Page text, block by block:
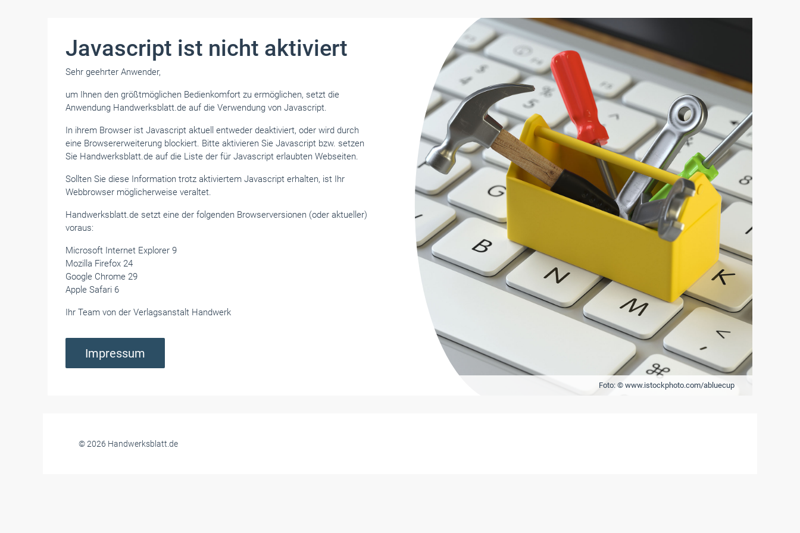
Foto: © www.istockphoto.com/abluecup
Javascript ist nicht aktiviert
Sehr geehrter Anwender,
um Ihnen den größtmöglichen Bedienkomfort zu ermöglichen, setzt die
Anwendung Handwerksblatt.de auf die Verwendung von Javascript.
In ihrem Browser ist Javascript aktuell entweder deaktiviert, oder wird durch
eine Browsererweiterung blockiert. Bitte aktivieren Sie Javascript bzw. setzen
Sie Handwerksblatt.de auf die Liste der für Javascript erlaubten Webseiten.
Sollten Sie diese Information trotz aktiviertem Javascript erhalten, ist Ihr
Webbrowser möglicherweise veraltet.
Handwerksblatt.de setzt eine der folgenden Browserversionen (oder aktueller)
voraus:
Microsoft Internet Explorer 9
Mozilla Firefox 24
Google Chrome 29
Apple Safari 6
Ihr Team von der Verlagsanstalt Handwerk
Impressum
© 2026 Handwerksblatt.de